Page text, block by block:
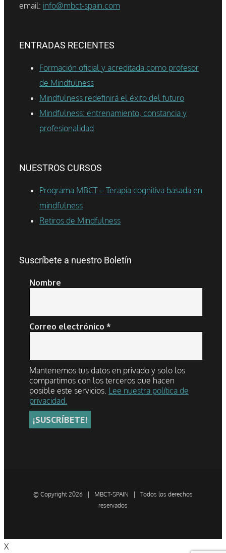
email: info@mbct-spain.com
ENTRADAS RECIENTES
Formación oficial y acreditada como profesor
de Mindfulness
Mindfulness redefinirá el éxito del futuro
Mindfulness: entrenamiento, constancia y
profesionalidad
NUESTROS CURSOS
Programa MBCT – Terapia cognitiva basada en
mindfulness
Retiros de Mindfulness
Suscríbete a nuestro Boletín
Nombre
Correo electrónico *
Mantenemos tus datos en privado y solo los
compartimos con los terceros que hacen
posible este servicios. Lee nuestra política de
privacidad.
© Copyright 2026 | MBCT-SPAIN | Todos los derechos
reservados
X